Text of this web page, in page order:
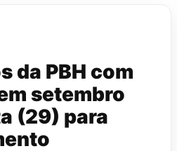
da PBH com
setembro
(29) para